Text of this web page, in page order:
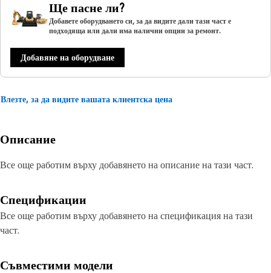
Ще пасне ли?
Добавете оборудването си, за да видите дали тази част е
подходяща или дали има налични опции за ремонт.
Добавяне на оборудване
Влезте, за да видите вашата клиентска цена
Описание
Все още работим върху добавянето на описание на тази част.
Спецификации
Все още работим върху добавянето на спецификация на тази
част.
Съвместими модели